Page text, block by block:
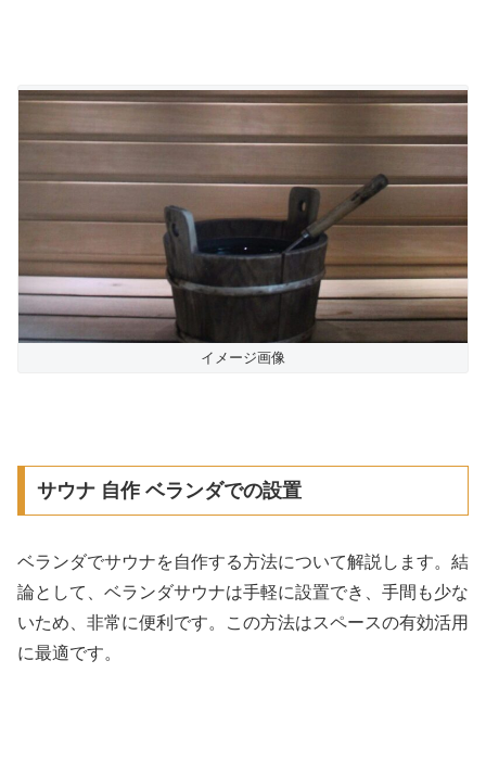
イメージ画像
サウナ 自作 ベランダでの設置
ベランダでサウナを自作する方法について解説します。結
論として、ベランダサウナは手軽に設置でき、手間も少な
いため、非常に便利です。この方法はスペースの有効活用
に最適です。